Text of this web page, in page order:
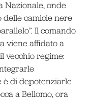
Nazionale, onde
camicie nere
Il comando
viene affidato a
vecchio regime:
è di depotenziarle
a Bellomo, ora